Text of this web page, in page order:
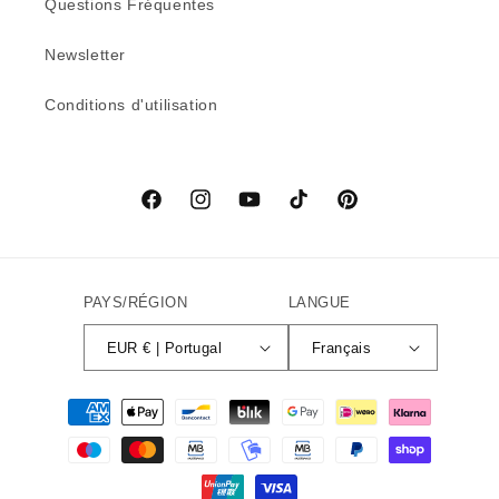
Questions Fréquentes
Newsletter
Conditions d'utilisation
FacebookInstagramYouTubeTikTok Pinterest
PAYS/RÉGION
EUR € | Portugal
LANGUE
Français
Moyens
paiement